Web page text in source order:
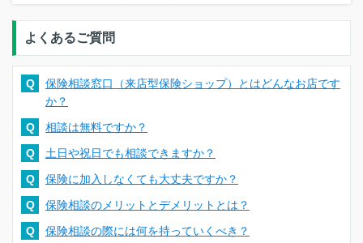
よくあるご質問
Q
保険相談窓口（来店型保険ショップ）とはどんなお店です
か？
Q
相談は無料ですか？
Q
土日や祝日でも相談できますか？
Q
保険に加入しなくても大丈夫ですか？
Q
保険相談のメリットとデメリットとは？
Q
保険相談の際には何を持っていくべき？